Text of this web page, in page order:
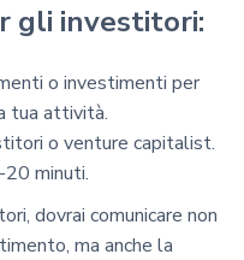
gli investitori:
o investimenti per
tua attività.
o venture capitalist.
20 minuti.
dovrai comunicare non
ma anche la